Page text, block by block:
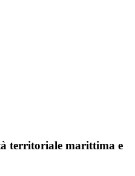
territoriale marittima e